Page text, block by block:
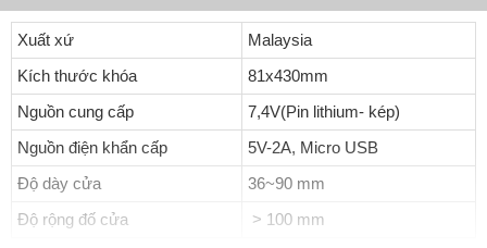
Chức năng nhận diện chính xác cặp song sinh, đèn cảm
ứng bằng hồng ngoại không lo ánh sáng yếu
Chức năng thoát hiểm từ bên trong
Cảnh báo đột nhập
Khóa tự động bằng 1 nút (Auto lock)
Có thể thiết lập thời gian tự động khóa
Chống hack và chống phá khóa
Vô hiệu hóa thẻ bị mất
Màn hình HD
Nhận dạng khuôn mặt : 100
Xuất xứ
Malaysia
Kích thước khóa
81x430mm
Nguồn cung cấp
7,4V(Pin lithium- kép)
Nguồn điện khẩn cấp
5V-2A, Micro USB
Độ dày cửa
36~90 mm
Độ rộng đố cửa
> 100 mm